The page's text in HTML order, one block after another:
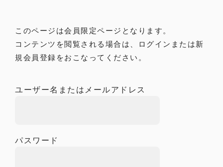
新規会員登録
お問い合わせ
ONLINE SHOP
このページは会員限定ページとなります。
コンテンツを閲覧される場合は、ログインまたは新
規会員登録をおこなってください。
ユーザー名またはメールアドレス
パスワード